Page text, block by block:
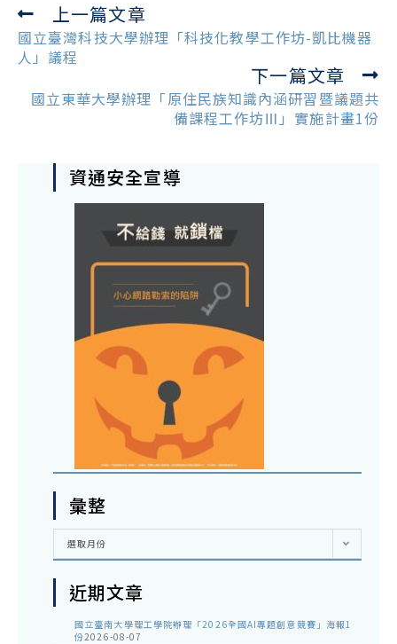
Read
more
articles
上一篇文章
國立臺灣科技大學辦理「科技化教學工作坊-凱比機器
人」議程
下一篇文章
國立東華大學辦理「原住民族知識內涵研習暨議題共
備課程工作坊Ⅲ」實施計畫1份
資通安全宣導
彙整
彙
選取月份
近期文章
國立臺南大學理工學院辦理「2026全國AI專題創意競賽」海報1
份2026-08-07